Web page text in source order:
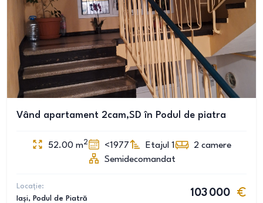
Vând apartament 2cam,SD în Podul de piatra
52.00 m2 <1977 Etajul 1 2 camere
Semidecomandat
Locație:
Iași, Podul de Piatră
103 000